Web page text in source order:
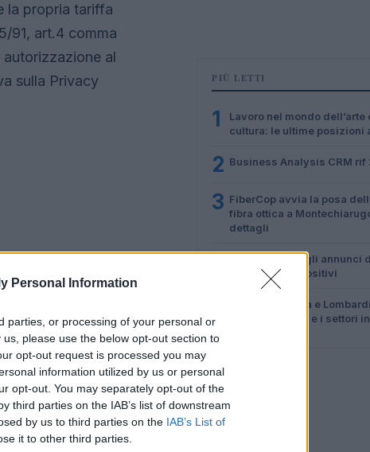
Personal Information
parties, or processing of your personal or
please use the below opt-out section to
opt-out request is processed you may
information utilized by us or personal
opt-out. You may separately opt-out of the
third parties on the IAB’s list of downstream
by us to third parties on the IAB’s List of
it to other third parties.
la propria tariffa
91, art.4 comma
al
sulla Privacy
PIÙ LETTI
1
Lavoro nel mondo dell’arte
cultura: le ultime posizioni
2 Business Analysis CRM
3 FiberCop avvia la posa
fibra ottica a
dettagli
4
Come leggere gli annunci
scovare falsi positivi
Lavoro in Puglia e
le ultime offerte e i settori